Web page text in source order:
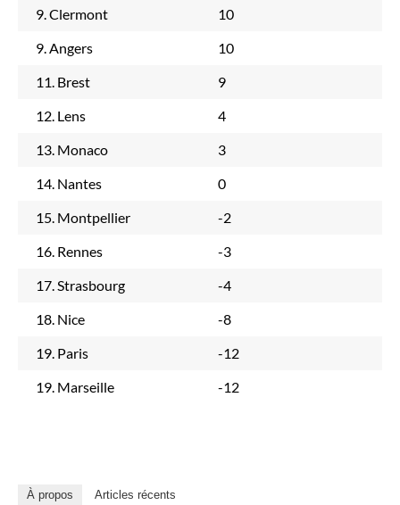
9. Clermont
10
9. Angers
10
11. Brest
9
12. Lens
4
13. Monaco
3
14. Nantes
0
15. Montpellier
-2
16. Rennes
-3
17. Strasbourg
-4
18. Nice
-8
19. Paris
-12
19. Marseille
-12
À propos Articles récents